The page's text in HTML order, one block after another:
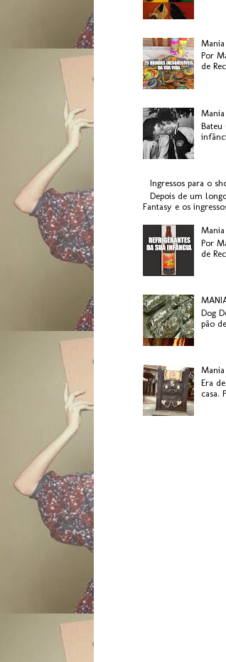
Por
de
Bateu
Ingressos para o
Depois de um
Fantasy e os
Por
de
Dog
pão
Era
casa.